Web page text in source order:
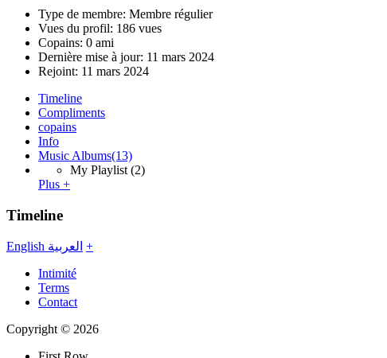
Type de membre: Membre régulier
Vues du profil: 186 vues
Copains: 0 ami
Dernière mise à jour: 11 mars 2024
Rejoint: 11 mars 2024
Timeline
Compliments
copains
Info
Music Albums(13)
My Playlist (2)
Plus +
Timeline
English العربية +
Intimité
Terms
Contact
Copyright © 2026